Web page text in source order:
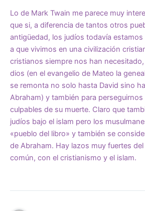
Lo de Mark Twain me parece muy
que si, a diferencia de tantos otros
antigüedad, los judíos todavía
a que vivimos en una civilización
cristianos siempre nos han
dios (en el evangelio de Mateo la
se remonta no solo hasta David sino
Abraham) y también para
culpables de su muerte. Claro que
judíos bajo el islam pero los
«pueblo del libro» y también se
de Abraham. Hay lazos muy fuertes
común, con el cristianismo y el islam.